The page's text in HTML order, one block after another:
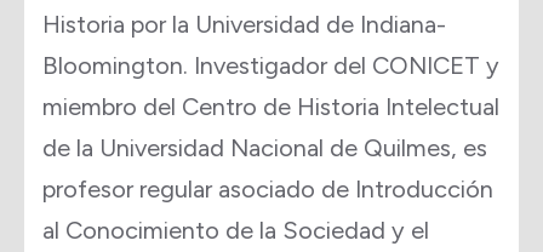
Historia por la Universidad de Indiana-
Bloomington. Investigador del CONICET y
miembro del Centro de Historia Intelectual
de la Universidad Nacional de Quilmes, es
profesor regular asociado de Introducción
al Conocimiento de la Sociedad y el